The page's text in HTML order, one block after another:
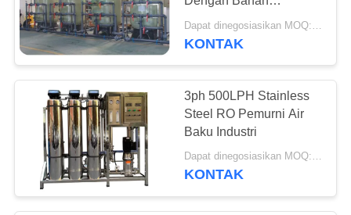
Sistem Membran
Ultrafiltrasi
Stainless Steel CDLF
Dapat dinegosiasikan MOQ:> = 1 set
KONTAK
3ph 500LPH Stainless
Steel RO Pemurni Air
Baku Industri
Dapat dinegosiasikan MOQ:> = 1 set
KONTAK